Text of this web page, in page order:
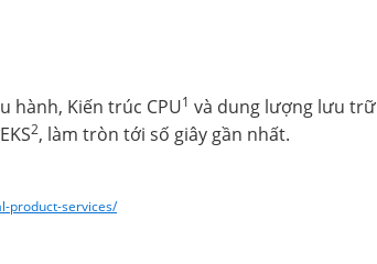
hành, Kiến trúc CPU1 và dung lượng lưu trữ
2, làm tròn tới số giây gần nhất.
product-services/